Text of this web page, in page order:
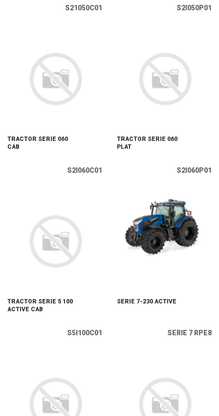
S21050C01 S2I050P01
TRACTOR SERIE 060
CAB
S2I060C01
TRACTOR SERIE 060
PLAT
S2I060P01
TRACTOR SERIE 5 100
ACTIVE CAB
S5I100C01
SERIE 7-230 ACTIVE
SERIE 7 RPE8